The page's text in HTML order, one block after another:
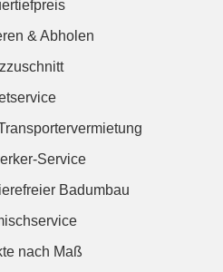
& Abholen
Service
Badumbau
nach Maß